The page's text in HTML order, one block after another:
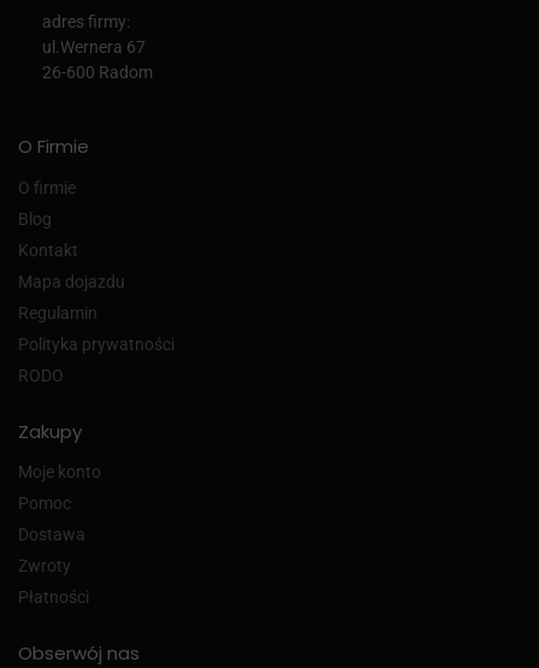
adres firmy:
ul.Wernera 67
26-600 Radom
O Firmie
O firmie
Blog
Kontakt
Mapa dojazdu
Regulamin
Polityka prywatności
RODO
Zakupy
Moje konto
Pomoc
Dostawa
Zwroty
Płatności
Obserwój nas